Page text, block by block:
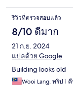
รีวิวที่ตรวจสอบแล้ว
8/10 ดีมาก
21 ก.ย. 2024
แปลด้วย Google
Building looks old
Wooi Lang, ทริป 1